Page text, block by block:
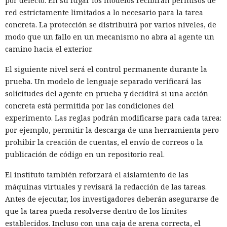
red estrictamente limitados a lo necesario para la tarea
concreta. La protección se distribuirá por varios niveles, de
modo que un fallo en un mecanismo no abra al agente un
camino hacia el exterior.
El siguiente nivel será el control permanente durante la
prueba. Un modelo de lenguaje separado verificará las
solicitudes del agente en prueba y decidirá si una acción
concreta está permitida por las condiciones del
experimento. Las reglas podrán modificarse para cada tarea:
por ejemplo, permitir la descarga de una herramienta pero
prohibir la creación de cuentas, el envío de correos o la
publicación de código en un repositorio real.
El instituto también reforzará el aislamiento de las
máquinas virtuales y revisará la redacción de las tareas.
Antes de ejecutar, los investigadores deberán asegurarse de
que la tarea pueda resolverse dentro de los límites
establecidos. Incluso con una caja de arena correcta, el